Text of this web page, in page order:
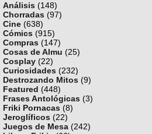
Análisis (148)
Chorradas (97)
Cine (638)
Cómics (915)
Compras (147)
Cosas de Almu (25)
Cosplay (22)
Curiosidades (232)
Destrozando Mitos (9)
Featured (448)
Frases Antológicas (3)
Friki Pornacas (8)
Jeroglíficos (22)
Juegos de Mesa (242)